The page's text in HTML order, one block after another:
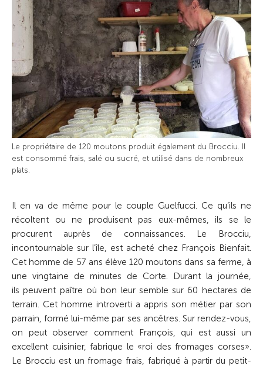
Le propriétaire de 120 moutons produit également du Brocciu. Il
est consommé frais, salé ou sucré, et utilisé dans de nombreux
plats.
Il en va de même pour le couple Guelfucci. Ce qu’ils ne
récoltent ou ne produisent pas eux-mêmes, ils se le
procurent auprès de connaissances. Le Brocciu,
incontournable sur l’île, est acheté chez François Bienfait.
Cet homme de 57 ans élève 120 moutons dans sa ferme, à
une vingtaine de minutes de Corte. Durant la journée,
ils peuvent paître où bon leur semble sur 60 hectares de
terrain. Cet homme introverti a appris son métier par son
parrain, formé lui-même par ses ancêtres. Sur rendez-vous,
on peut observer comment François, qui est aussi un
excellent cuisinier, fabrique le «roi des fromages corses».
Le Brocciu est un fromage frais, fabriqué à partir du petit-